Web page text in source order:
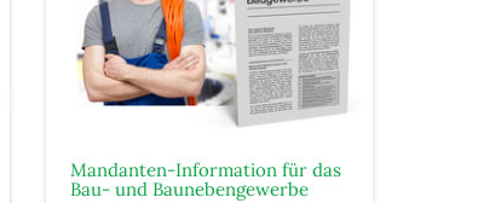
Mandanten-Information für das
Bau- und Baunebengewerbe